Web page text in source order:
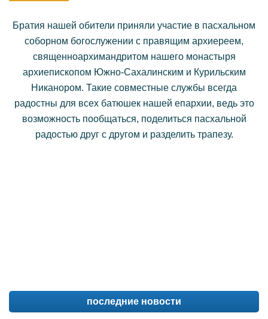
Братия нашей обители приняли участие в пасхальном
соборном богослужении с правящим архиереем,
священноархимандритом нашего монастыря
архиепископом Южно-Сахалинским и Курильским
Никанором. Такие совместные службы всегда
радостны для всех батюшек нашей епархии, ведь это
возможность пообщаться, поделиться пасхальной
радостью друг с другом и разделить трапезу.
последние новости